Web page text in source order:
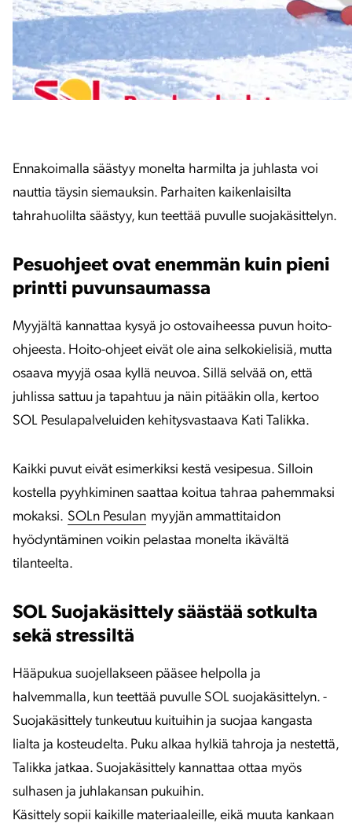
Ennakoimalla säästyy monelta harmilta ja juhlasta voi
nauttia täysin siemauksin. Parhaiten kaikenlaisilta
tahrahuolilta säästyy, kun teettää puvulle suojakäsittelyn.
Pesuohjeet ovat enemmän kuin pieni
printti puvunsaumassa
Myyjältä kannattaa kysyä jo ostovaiheessa puvun hoito-
ohjeesta. Hoito-ohjeet eivät ole aina selkokielisiä, mutta
osaava myyjä osaa kyllä neuvoa. Sillä selvää on, että
juhlissa sattuu ja tapahtuu ja näin pitääkin olla, kertoo
SOL Pesulapalveluiden kehitysvastaava Kati Talikka.
Kaikki puvut eivät esimerkiksi kestä vesipesua. Silloin
kostella pyyhkiminen saattaa koitua tahraa pahemmaksi
mokaksi. SOLn Pesulan myyjän ammattitaidon
hyödyntäminen voikin pelastaa monelta ikävältä
tilanteelta.
SOL Suojakäsittely säästää sotkulta
sekä stressiltä
Hääpukua suojellakseen pääsee helpolla ja
halvemmalla, kun teettää puvulle SOL suojakäsittelyn. ­
Suojakäsittely tunkeutuu kuituihin ja suojaa kangasta
lialta ja kosteudelta. Puku alkaa hylkiä tahroja ja nestettä,
Talikka jatkaa. Suojakäsittely kannattaa ottaa myös
sulhasen ja juhlakansan pukuihin.
Käsittely sopii kaikille materiaaleille, eikä muuta kankaan